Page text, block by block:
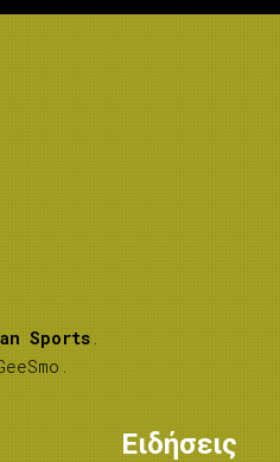
Sports .
.
Ειδήσεις